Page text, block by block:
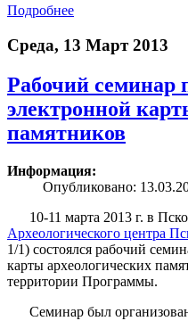
Подробнее
Среда, 13 Март 2013
Рабочий семинар
электронной
памятников
Информация:
Опубликовано:
10-11 марта 2013 г. в
Археологического центра
1/1) состоялся рабочий
карты археологических
территории Программы.
Семинар был